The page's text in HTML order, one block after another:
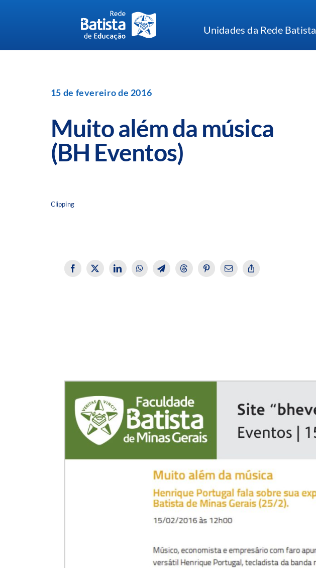
Unidades da Rede Batista
15 de fevereiro de 2016
Muito além da música
(BH Eventos)
Clipping